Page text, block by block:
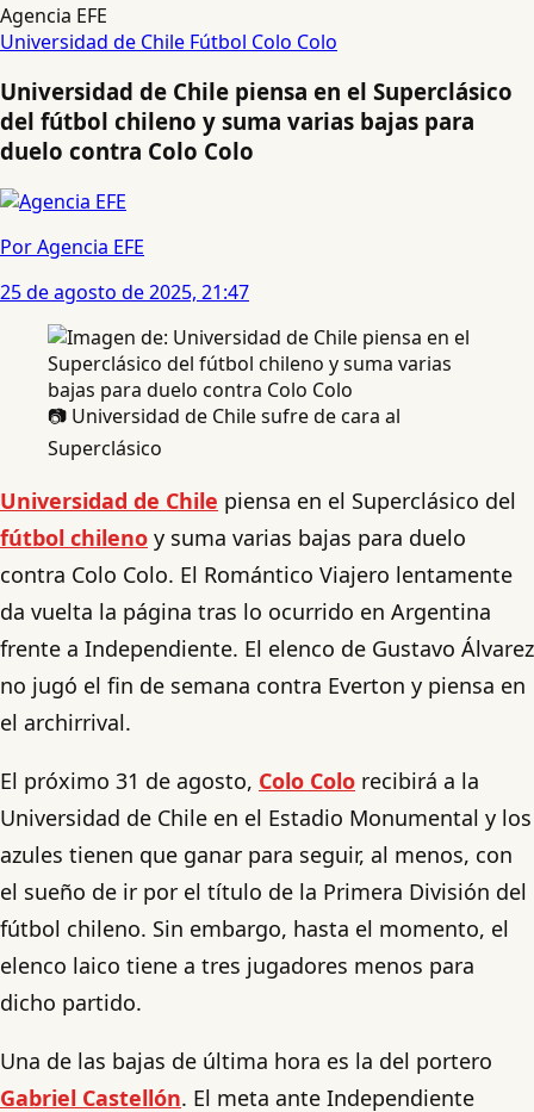
Agencia EFE
Universidad de Chile Fútbol Colo Colo
Universidad de Chile piensa en el Superclásico
del fútbol chileno y suma varias bajas para
duelo contra Colo Colo
Por Agencia EFE
25 de agosto de 2025, 21:47
📷 Universidad de Chile sufre de cara al
Superclásico
Universidad de Chile piensa en el Superclásico del
fútbol chileno y suma varias bajas para duelo
contra Colo Colo. El Romántico Viajero lentamente
da vuelta la página tras lo ocurrido en Argentina
frente a Independiente. El elenco de Gustavo Álvarez
no jugó el fin de semana contra Everton y piensa en
el archirrival.
El próximo 31 de agosto, Colo Colo recibirá a la
Universidad de Chile en el Estadio Monumental y los
azules tienen que ganar para seguir, al menos, con
el sueño de ir por el título de la Primera División del
fútbol chileno. Sin embargo, hasta el momento, el
elenco laico tiene a tres jugadores menos para
dicho partido.
Una de las bajas de última hora es la del portero
Gabriel Castellón. El meta ante Independiente